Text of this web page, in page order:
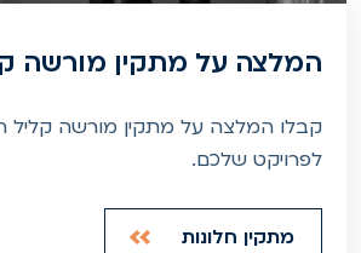
המלצה על מתקין מורשה
קבלו המלצה על מתקין מורשה קליל
לפרויקט שלכם.
מתקין חלונות